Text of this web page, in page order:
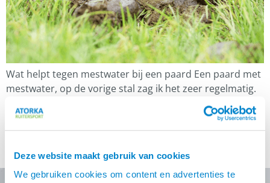
Deze website maakt gebruik van cookies
We gebruiken cookies om content en advertenties te
Wat helpt tegen mestwater bij een paard Een paard met
mestwater, op de vorige stal zag ik het zeer regelmatig.
Er werd van alles geprobeerd, met allerlei middeltjes, je
kan het zo gek niet bedenken. Maar over het algemeen
zonder enig resultaat. Door mijn passie voor
belde […]